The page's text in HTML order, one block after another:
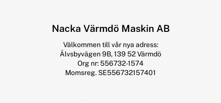
Nacka Värmdö Maskin AB
Välkommen till vår nya adress:
Älvsbyvägen 9B, 139 52 Värmdö
Org nr: 556732-1574
Momsreg. SE556732157401